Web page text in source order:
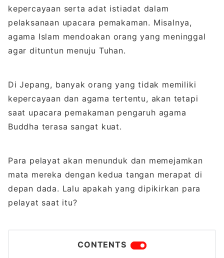
kepercayaan serta adat istiadat dalam
pelaksanaan upacara pemakaman. Misalnya,
agama Islam mendoakan orang yang meninggal
agar dituntun menuju Tuhan.
Di Jepang, banyak orang yang tidak memiliki
kepercayaan dan agama tertentu, akan tetapi
saat upacara pemakaman pengaruh agama
Buddha terasa sangat kuat.
Para pelayat akan menunduk dan memejamkan
mata mereka dengan kedua tangan merapat di
depan dada. Lalu apakah yang dipikirkan para
pelayat saat itu?
CONTENTS